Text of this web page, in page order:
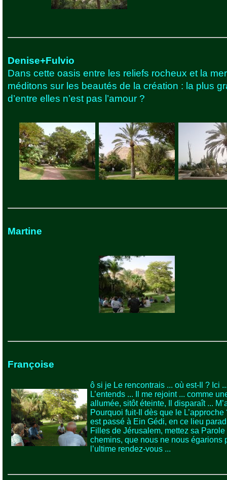
Denise+Fulvio
Dans cette oasis entre les reliefs rocheux et la
méditons sur les beautés de la création : la plus
d’entre elles n’est pas l’amour ?
Martine
Françoise
ô si je Le rencontrais ... où est-Il ? Ici
L’entends ... Il me rejoint ... comme
allumée, sitôt éteinte, Il disparaît ...
Pourquoi fuit-Il dès que le L’approche
est passé à Ein Gédi, en ce lieu
Filles de Jérusalem, mettez sa Parole
chemins, que nous ne nous égarions
l’ultime rendez-vous ...